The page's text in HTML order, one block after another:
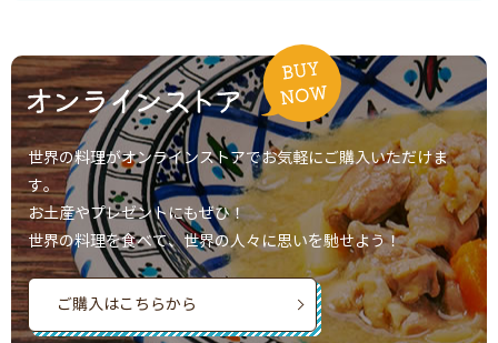
世界の料理がオンラインストアでお気軽にご購入いただけま
す。
お土産やプレゼントにもぜひ！
世界の料理を食べて、世界の人々に思いを馳せよう！
ご購入はこちらから